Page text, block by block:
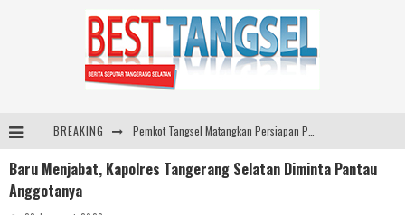
BREAKING
ARYADUTA Lippo Village Ajak Keluarga Rayakan HAN 2026 Lewat Family Photo Walk Bersama Kanca Kids dan Boylagi
Baru Menjabat, Kapolres Tangerang Selatan Diminta Pantau
Anggotanya